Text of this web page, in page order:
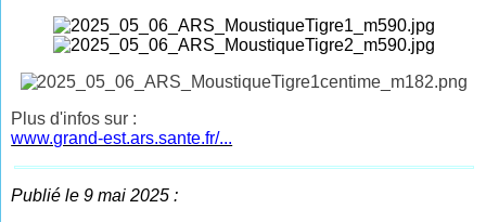
Plus d'infos sur :
www.grand-est.ars.sante.fr/...
Publié le 9 mai 2025 :